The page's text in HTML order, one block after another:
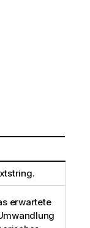
erwartete